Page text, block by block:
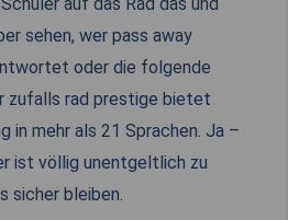
sehen, wer pass away
oder die folgende
zufalls rad prestige bietet
in mehr als 21 Sprachen. Ja –
ist völlig unentgeltlich zu
sicher bleiben.